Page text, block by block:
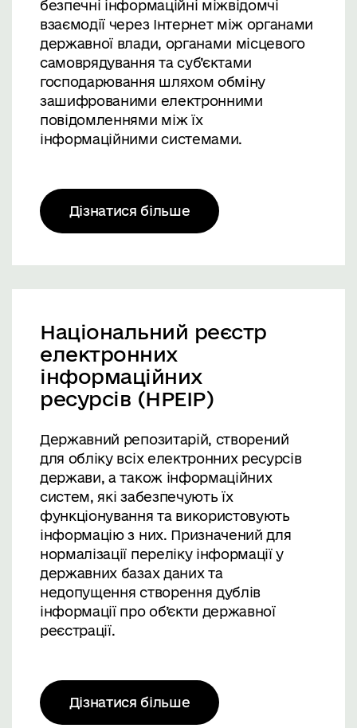
безпечні інформаційні міжвідомчі
взаємодії через Інтернет між органами
державної влади, органами місцевого
самоврядування та суб’єктами
господарювання шляхом обміну
зашифрованими електронними
повідомленнями між їх
інформаційними системами.
Дізнатися більше
Національний реєстр
електронних
інформаційних
ресурсів (НРЕІР)
Державний репозитарій, створений
для обліку всіх електронних ресурсів
держави, а також інформаційних
систем, які забезпечують їх
функціонування та використовують
інформацію з них. Призначений для
нормалізації переліку інформації у
державних базах даних та
недопущення створення дублів
інформації про об’єкти державної
реєстрації.
Дізнатися більше